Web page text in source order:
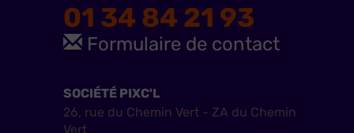
01 34 84 21 93
Formulaire de contact
SOCIÉTÉ PIXC'L
26, rue du Chemin Vert - ZA du Chemin
Vert